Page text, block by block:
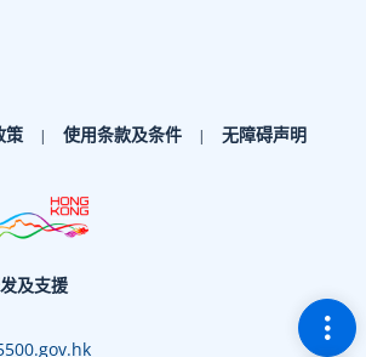
切
策 使用条款及条件 无障碍声明
及支援